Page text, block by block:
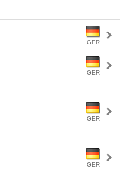
GER
GER
GER
GER